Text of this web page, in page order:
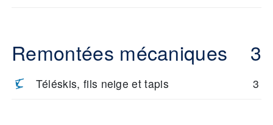
Remontées mécaniques 3
Téléskis, fils neige et tapis 3